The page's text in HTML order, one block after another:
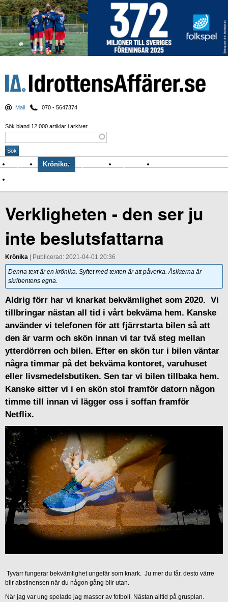
Mail 070 - 5647374
Sök bland 12.000 artiklar i arkivet:
Nyheter Krönikor Sport & spel Nyhetsbrev
Verkligheten - den ser ju
inte beslutsfattarna
Krönika | Publicerad: 2021-04-01 20:36
Denna text är en krönika. Syftet med texten är att påverka. Åsikterna är
skribentens egna.
Aldrig förr har vi knarkat bekvämlighet som 2020. Vi
tillbringar nästan all tid i vårt bekväma hem. Kanske
använder vi telefonen för att fjärrstarta bilen så att
den är varm och skön innan vi tar två steg mellan
ytterdörren och bilen. Efter en skön tur i bilen väntar
några timmar på det bekväma kontoret, varuhuset
eller livsmedelsbutiken. Sen tar vi bilen tillbaka hem.
Kanske sitter vi i en skön stol framför datorn någon
timme till innan vi lägger oss i soffan framför
Netflix.
Tyvärr fungerar bekvämlighet ungefär som knark. Ju mer du får, desto värre
blir abstinensen när du någon gång blir utan.
När jag var ung spelade jag massor av fotboll. Nästan alltid på grusplan.